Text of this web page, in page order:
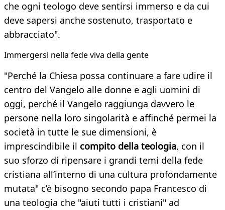
che ogni teologo deve sentirsi immerso e da cui
deve sapersi anche sostenuto, trasportato e
abbracciato".
Immergersi nella fede viva della gente
"Perché la Chiesa possa continuare a fare udire il
centro del Vangelo alle donne e agli uomini di
oggi, perché il Vangelo raggiunga davvero le
persone nella loro singolarità e affinché permei la
società in tutte le sue dimensioni, è
imprescindibile il compito della teologia, con il
suo sforzo di ripensare i grandi temi della fede
cristiana all’interno di una cultura profondamente
mutata" c’è bisogno secondo papa Francesco di
una teologia che "aiuti tutti i cristiani" ad